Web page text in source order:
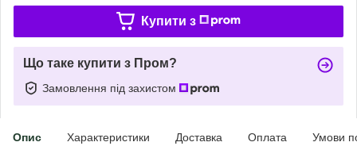
Купити з
Що таке купити з Пром?
Замовлення під захистом
Опис Характеристики Доставка Оплата Умови